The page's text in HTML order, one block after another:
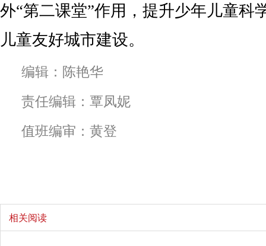
外“第二课堂”作用，提升少年儿童科
儿童友好城市建设。
编辑：陈艳华
责任编辑：覃凤妮
值班编审：黄登
相关阅读